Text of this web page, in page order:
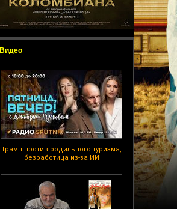
Видео
Трамп против родильного туризма,
безработица из-за ИИ